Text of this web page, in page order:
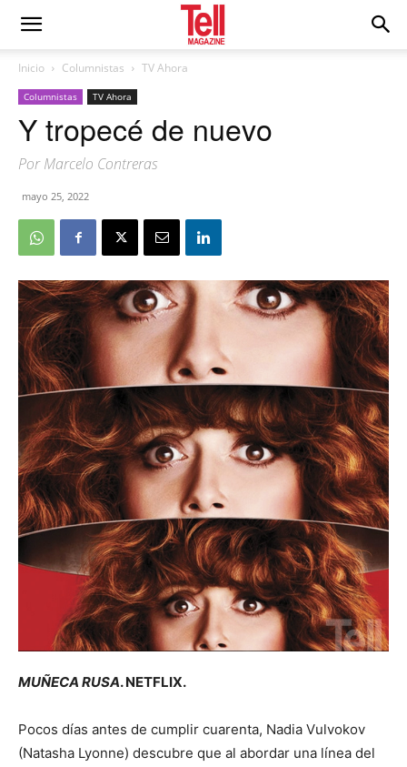
Inicio Columnistas TV Ahora
Columnistas TV Ahora
Y tropecé de nuevo
Por Marcelo Contreras
mayo 25, 2022
MUÑECA RUSA. NETFLIX.
Pocos días antes de cumplir cuarenta, Nadia Vulvokov
(Natasha Lyonne) descubre que al abordar una línea del